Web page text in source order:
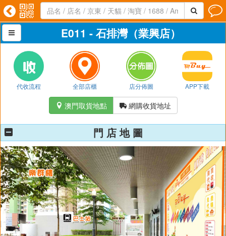
   
 E011 - 石排灣（業興店）
代收流程 全部店櫃 店分佈圖 APP下載
 澳門取貨地點 網購收貨地址
門 店 地 圖